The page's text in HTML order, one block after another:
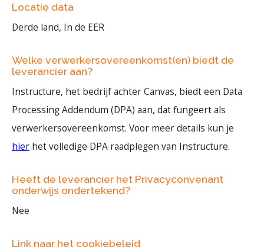
Locatie data
Derde land, In de EER
Welke verwerkersovereenkomst(en) biedt de
leverancier aan?
Instructure, het bedrijf achter Canvas, biedt een Data
Processing Addendum (DPA) aan, dat fungeert als
verwerkersovereenkomst. Voor meer details kun je
hier het volledige DPA raadplegen van Instructure.
Heeft de leverancier het Privacyconvenant
onderwijs ondertekend?
Nee
Link naar het cookiebeleid